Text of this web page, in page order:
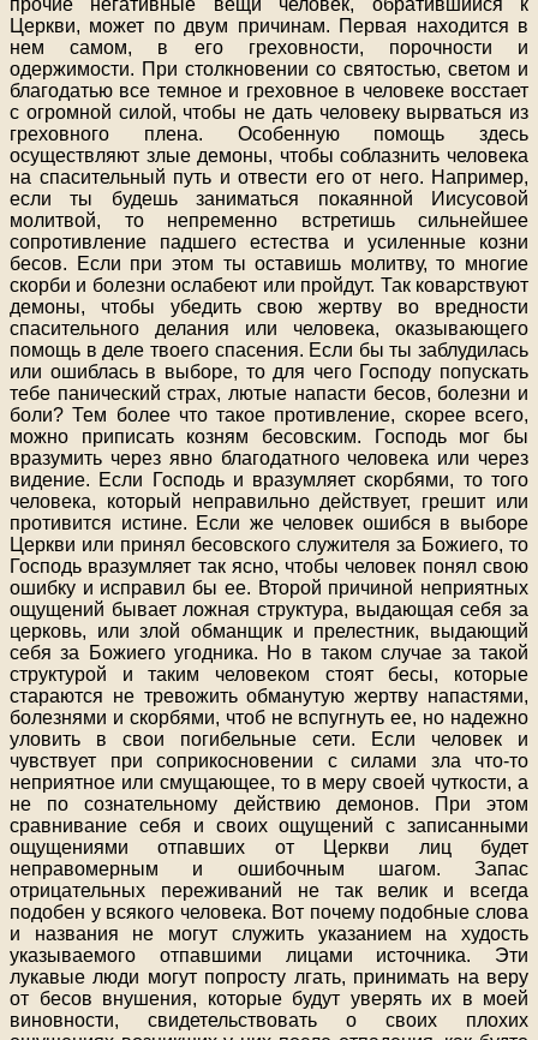
прочие негативные вещи человек, обратившийся к
Церкви, может по двум причинам. Первая находится в
нем самом, в его греховности, порочности и
одержимости. При столкновении со святостью, светом и
благодатью все темное и греховное в человеке восстает
с огромной силой, чтобы не дать человеку вырваться из
греховного плена. Особенную помощь здесь
осуществляют злые демоны, чтобы соблазнить человека
на спасительный путь и отвести его от него. Например,
если ты будешь заниматься покаянной Иисусовой
молитвой, то непременно встретишь сильнейшее
сопротивление падшего естества и усиленные козни
бесов. Если при этом ты оставишь молитву, то многие
скорби и болезни ослабеют или пройдут. Так коварствуют
демоны, чтобы убедить свою жертву во вредности
спасительного делания или человека, оказывающего
помощь в деле твоего спасения. Если бы ты заблудилась
или ошиблась в выборе, то для чего Господу попускать
тебе панический страх, лютые напасти бесов, болезни и
боли? Тем более что такое противление, скорее всего,
можно приписать козням бесовским. Господь мог бы
вразумить через явно благодатного человека или через
видение. Если Господь и вразумляет скорбями, то того
человека, который неправильно действует, грешит или
противится истине. Если же человек ошибся в выборе
Церкви или принял бесовского служителя за Божиего, то
Господь вразумляет так ясно, чтобы человек понял свою
ошибку и исправил бы ее. Второй причиной неприятных
ощущений бывает ложная структура, выдающая себя за
церковь, или злой обманщик и прелестник, выдающий
себя за Божиего угодника. Но в таком случае за такой
структурой и таким человеком стоят бесы, которые
стараются не тревожить обманутую жертву напастями,
болезнями и скорбями, чтоб не вспугнуть ее, но надежно
уловить в свои погибельные сети. Если человек и
чувствует при соприкосновении с силами зла что-то
неприятное или смущающее, то в меру своей чуткости, а
не по сознательному действию демонов. При этом
сравнивание себя и своих ощущений с записанными
ощущениями отпавших от Церкви лиц будет
неправомерным и ошибочным шагом. Запас
отрицательных переживаний не так велик и всегда
подобен у всякого человека. Вот почему подобные слова
и названия не могут служить указанием на худость
указываемого отпавшими лицами источника. Эти
лукавые люди могут попросту лгать, принимать на веру
от бесов внушения, которые будут уверять их в моей
виновности, свидетельствовать о своих плохих